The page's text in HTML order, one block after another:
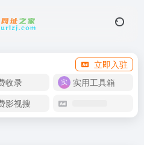
立即入驻
收录
实用工具箱
影视搜